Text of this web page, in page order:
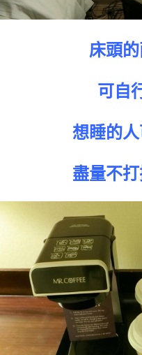
床頭
可自
想睡的
盡量不